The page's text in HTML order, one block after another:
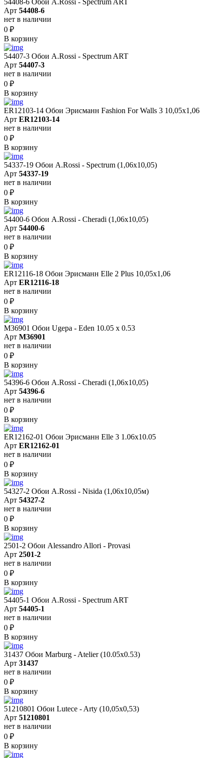
Арт 54408-6
нет в наличии
0 ₽
В корзину
54407-3 Обои A.Rossi - Spectrum ART
Арт 54407-3
нет в наличии
0 ₽
В корзину
ER12103-14 Обои Эрисманн Fashion For Walls 3 10,05x1,06
Арт ER12103-14
нет в наличии
0 ₽
В корзину
54337-19 Обои A.Rossi - Spectrum (1,06x10,05)
Арт 54337-19
нет в наличии
0 ₽
В корзину
54400-6 Обои A.Rossi - Cheradi (1,06x10,05)
Арт 54400-6
нет в наличии
0 ₽
В корзину
ER12116-18 Обои Эрисманн Elle 2 Plus 10,05x1,06
Арт ER12116-18
нет в наличии
0 ₽
В корзину
M36901 Обои Ugepa - Eden 10.05 х 0.53
Арт M36901
нет в наличии
0 ₽
В корзину
54396-6 Обои A.Rossi - Cheradi (1,06x10,05)
Арт 54396-6
нет в наличии
0 ₽
В корзину
ER12162-01 Обои Эрисманн Elle 3 1.06x10.05
Арт ER12162-01
нет в наличии
0 ₽
В корзину
54327-2 Обои A.Rossi - Nisida (1,06x10,05м)
Арт 54327-2
нет в наличии
0 ₽
В корзину
2501-2 Обои Alessandro Allori - Provasi
Арт 2501-2
нет в наличии
0 ₽
В корзину
54405-1 Обои A.Rossi - Spectrum ART
Арт 54405-1
нет в наличии
0 ₽
В корзину
31437 Обои Marburg - Atelier (10.05х0.53)
Арт 31437
нет в наличии
0 ₽
В корзину
51210801 Обои Lutece - Arty (10,05x0,53)
Арт 51210801
нет в наличии
0 ₽
В корзину